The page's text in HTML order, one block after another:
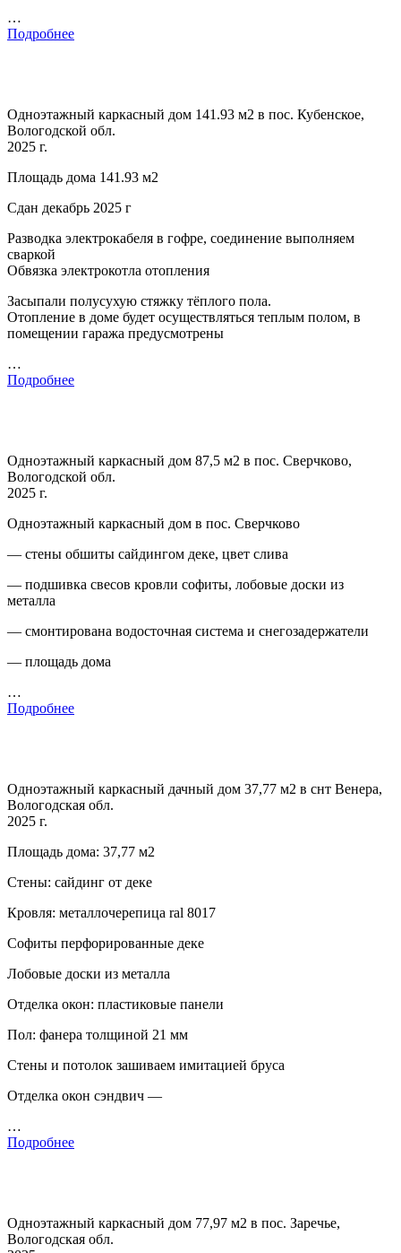
…
Подробнее
Одноэтажный каркасный дом 141.93 м2 в пос. Кубенское,
Вологодской обл.
2025 г.
Площадь дома 141.93 м2
Сдан декабрь 2025 г
Разводка электрокабеля в гофре, соединение выполняем
сваркой
Обвязка электрокотла отопления
Засыпали полусухую стяжку тёплого пола.
Отопление в доме будет осуществляться теплым полом, в
помещении гаража предусмотрены
…
Подробнее
Одноэтажный каркасный дом 87,5 м2 в пос. Сверчково,
Вологодской обл.
2025 г.
Одноэтажный каркасный дом в пос. Сверчково
— стены обшиты сайдингом деке, цвет слива
— подшивка свесов кровли софиты, лобовые доски из
металла
— смонтирована водосточная система и снегозадержатели
— площадь дома
…
Подробнее
Одноэтажный каркасный дачный дом 37,77 м2 в снт Венера,
Вологодская обл.
2025 г.
Площадь дома: 37,77 м2
Стены: сайдинг от деке
Кровля: металлочерепица ral 8017
Софиты перфорированные деке
Лобовые доски из металла
Отделка окон: пластиковые панели
Пол: фанера толщиной 21 мм
Стены и потолок зашиваем имитацией бруса
Отделка окон сэндвич —
…
Подробнее
Одноэтажный каркасный дом 77,97 м2 в пос. Заречье,
Вологодская обл.